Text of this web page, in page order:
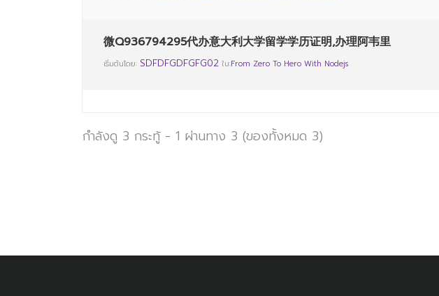
微Q936794295代办意大利大学留学学历证明,办理阿韦里
เริ่มต้นโดย: SDFDFGDFGFG02 ใน:From Zero To Hero With Nodejs
กำลังดู 3 กระทู้ - 1 ผ่านทาง 3 (ของทั้งหมด 3)